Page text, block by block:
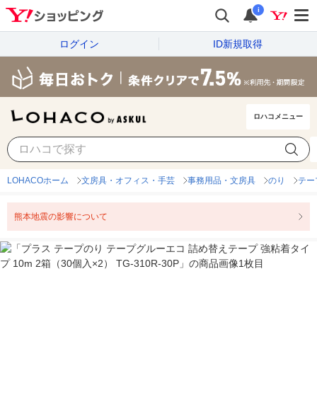
i
ログイン ID新規取得
ロハコメニュー
LOHACOホーム 文房具・オフィス・手芸 事務用品・文房具 のり テー
熊本地震の影響について